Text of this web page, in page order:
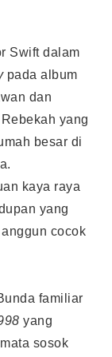
Swift dalam
pada album
dan
yang
besar di
kaya raya
yang
cocok
familiar
yang
sosok